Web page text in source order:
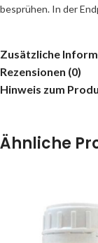
besprühen. In der
Zusätzliche
Rezensionen (0)
Hinweis zum
Ähnliche